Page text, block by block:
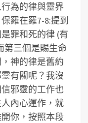
為的律與靈界
羅在羅7-8:提到
罪和死的律 (有
第三個是賜生命
神的律是舊約
有關呢？我沒
邪靈的工作也
內心運作，就
你，按照本段